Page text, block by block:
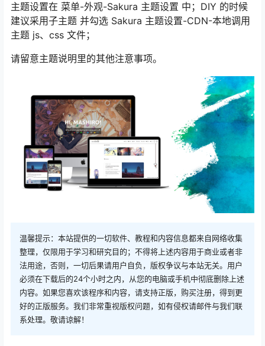
主题设置在 菜单-外观-Sakura 主题设置 中；DIY 的时候
建议采用子主题 并勾选 Sakura 主题设置-CDN-本地调用
主题 js、css 文件；
请留意主题说明里的其他注意事项。
温馨提示：本站提供的一切软件、教程和内容信息都来自网络收集
整理，仅限用于学习和研究目的；不得将上述内容用于商业或者非
法用途，否则，一切后果请用户自负，版权争议与本站无关。用户
必须在下载后的24个小时之内，从您的电脑或手机中彻底删除上述
内容。如果您喜欢该程序和内容，请支持正版，购买注册，得到更
好的正版服务。我们非常重视版权问题，如有侵权请邮件与我们联
系处理。敬请谅解！